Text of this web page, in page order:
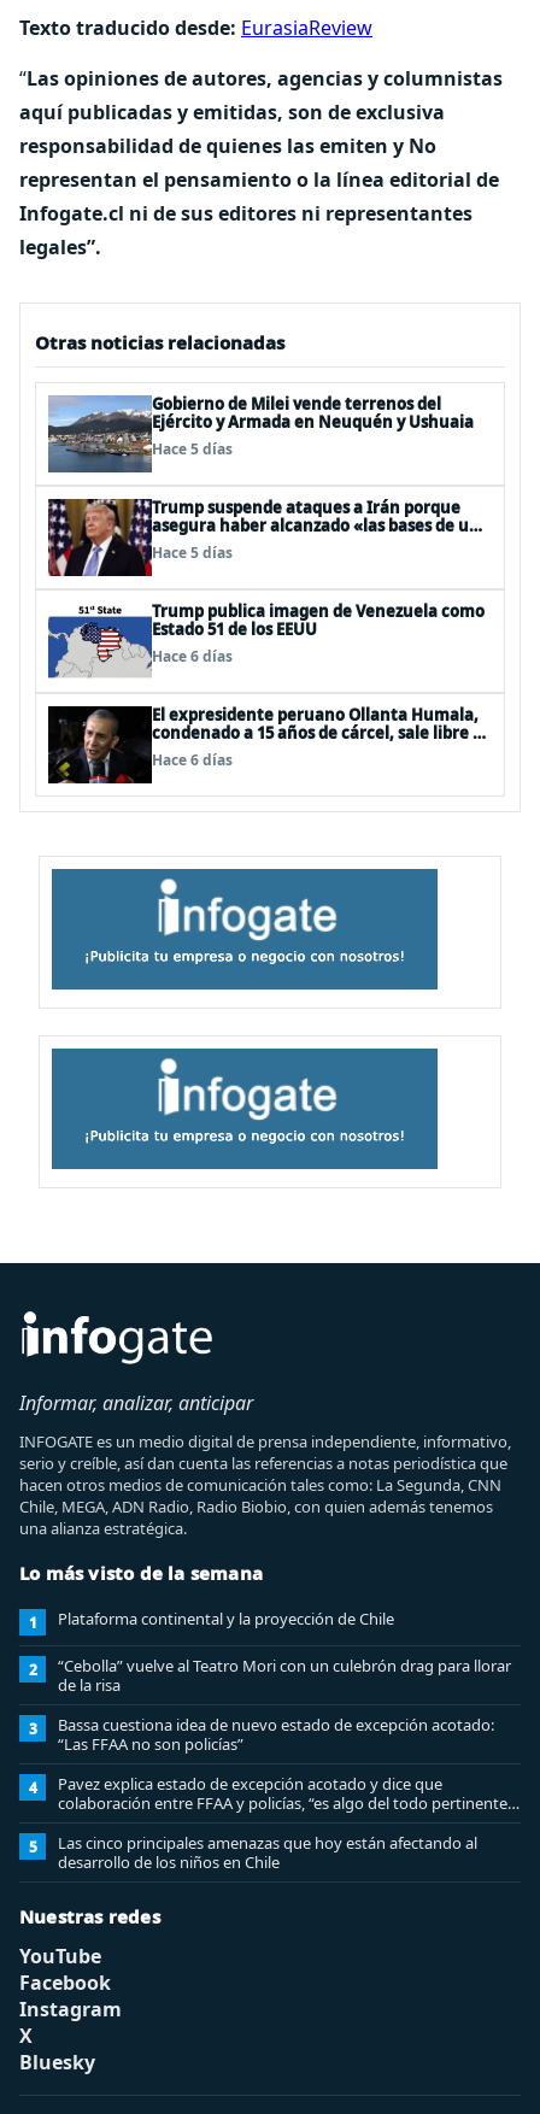
Texto traducido desde: EurasiaReview
“Las opiniones de autores, agencias y columnistas
aquí publicadas y emitidas, son de exclusiva
responsabilidad de quienes las emiten y No
representan el pensamiento o la línea editorial de
Infogate.cl ni de sus editores ni representantes
legales”.
Otras noticias relacionadas
Gobierno de Milei vende terrenos del
Ejército y Armada en Neuquén y Ushuaia
Hace 5 días
Trump suspende ataques a Irán porque
asegura haber alcanzado «las bases de un
acuerdo»
Hace 5 días
Trump publica imagen de Venezuela como
Estado 51 de los EEUU
Hace 6 días
El expresidente peruano Ollanta Humala,
condenado a 15 años de cárcel, sale libre al
anularse su caso
Hace 6 días
Informar, analizar, anticipar
INFOGATE es un medio digital de prensa independiente, informativo,
serio y creíble, así dan cuenta las referencias a notas periodística que
hacen otros medios de comunicación tales como: La Segunda, CNN
Chile, MEGA, ADN Radio, Radio Biobio, con quien además tenemos
una alianza estratégica.
Lo más visto de la semana
1 Plataforma continental y la proyección de Chile
2
“Cebolla” vuelve al Teatro Mori con un culebrón drag para llorar
de la risa
3
Bassa cuestiona idea de nuevo estado de excepción acotado:
“Las FFAA no son policías”
4
Pavez explica estado de excepción acotado y dice que
colaboración entre FFAA y policías, “es algo del todo pertinente
analizar”
5
Las cinco principales amenazas que hoy están afectando al
desarrollo de los niños en Chile
Nuestras redes
YouTube
Facebook
Instagram
X
Bluesky